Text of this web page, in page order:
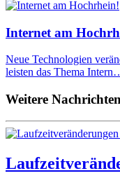
Internet am
Neue Technologien
leisten das Thema
Weitere Nachrichten